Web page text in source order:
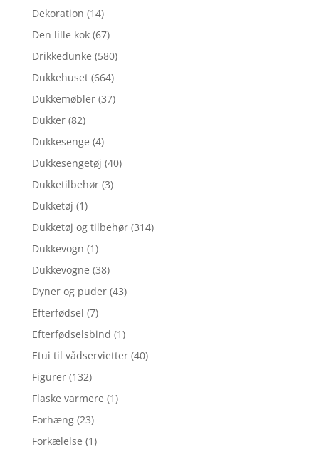
Dekoration (14)
Den lille kok (67)
Drikkedunke (580)
Dukkehuset (664)
Dukkemøbler (37)
Dukker (82)
Dukkesenge (4)
Dukkesengetøj (40)
Dukketilbehør (3)
Dukketøj (1)
Dukketøj og tilbehør (314)
Dukkevogn (1)
Dukkevogne (38)
Dyner og puder (43)
Efterfødsel (7)
Efterfødselsbind (1)
Etui til vådservietter (40)
Figurer (132)
Flaske varmere (1)
Forhæng (23)
Forkælelse (1)